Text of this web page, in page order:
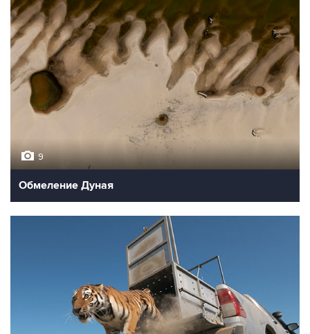
9
Обмеление Дуная